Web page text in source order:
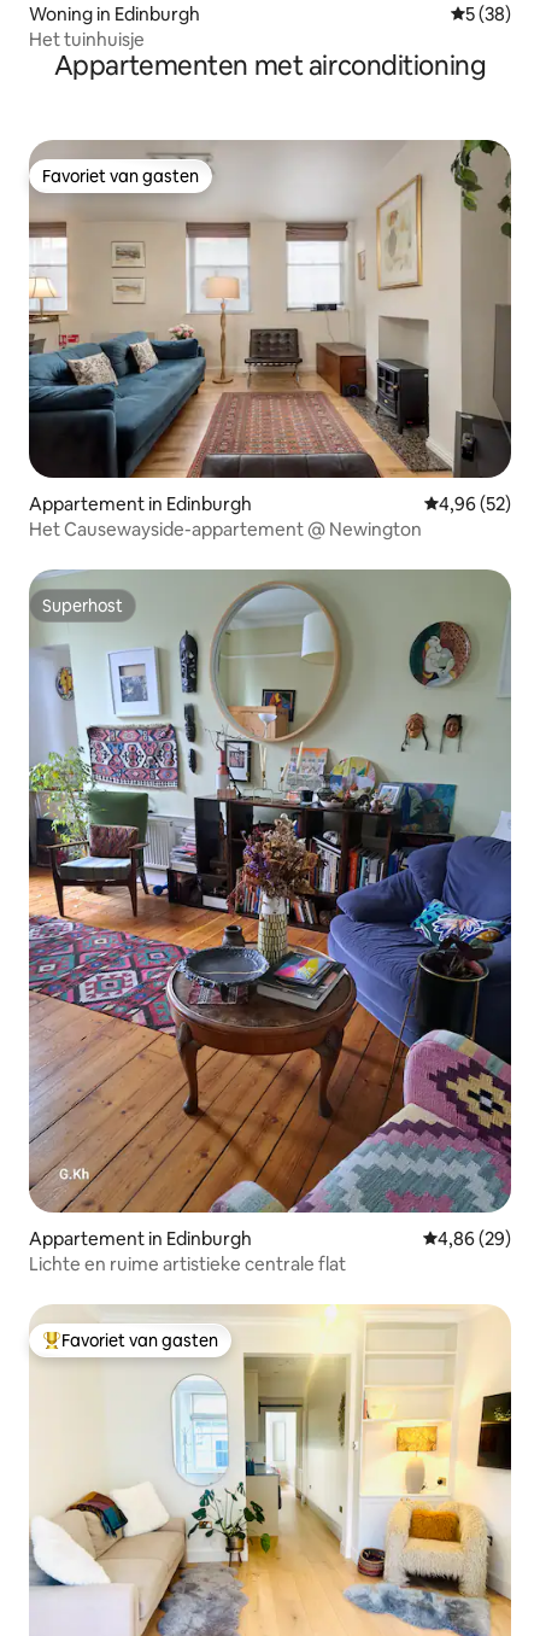
Woning in Edinburgh
5 (38)
Het tuinhuisje
Appartementen met airconditioning
Favoriet van gasten
Favoriet van gasten
Appartement in Edinburgh Gemiddelde
4,96 (52)
Het Causewayside-appartement @ Newington
Superhost
Superhost
Appartement in Edinburgh Gemiddelde
4,86 (29)
Lichte en ruime artistieke centrale flat
Topfavoriet van gasten
Favoriet van gasten